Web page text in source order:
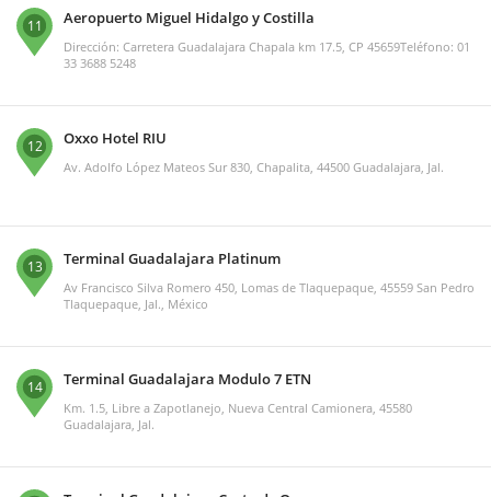
11 Aeropuerto Miguel Hidalgo y Costilla
Dirección: Carretera Guadalajara Chapala km 17.5, CP 45659Teléfono: 01
33 3688 5248
12 Oxxo Hotel RIU
Av. Adolfo López Mateos Sur 830, Chapalita, 44500 Guadalajara, Jal.
13 Terminal Guadalajara Platinum
Av Francisco Silva Romero 450, Lomas de Tlaquepaque, 45559 San Pedro
Tlaquepaque, Jal., México
14 Terminal Guadalajara Modulo 7 ETN
Km. 1.5, Libre a Zapotlanejo, Nueva Central Camionera, 45580
Guadalajara, Jal.